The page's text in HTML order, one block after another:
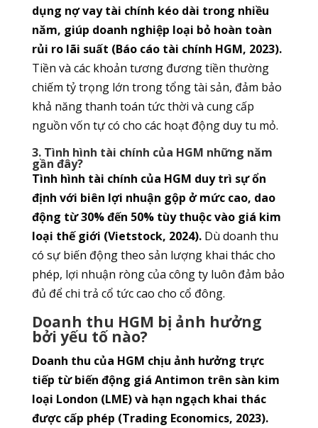
dụng nợ vay tài chính kéo dài trong nhiều
năm, giúp doanh nghiệp loại bỏ hoàn toàn
rủi ro lãi suất (Báo cáo tài chính HGM, 2023).
Tiền và các khoản tương đương tiền thường
chiếm tỷ trọng lớn trong tổng tài sản, đảm bảo
khả năng thanh toán tức thời và cung cấp
nguồn vốn tự có cho các hoạt động duy tu mỏ.
3. Tình hình tài chính của HGM những năm
gần đây?
Tình hình tài chính của HGM duy trì sự ổn
định với biên lợi nhuận gộp ở mức cao, dao
động từ 30% đến 50% tùy thuộc vào giá kim
loại thế giới (Vietstock, 2024).Dù doanh thu
có sự biến động theo sản lượng khai thác cho
phép, lợi nhuận ròng của công ty luôn đảm bảo
đủ để chi trả cổ tức cao cho cổ đông.
Doanh thu HGM bị ảnh hưởng
bởi yếu tố nào?
Doanh thu của HGM chịu ảnh hưởng trực
tiếp từ biến động giá Antimon trên sàn kim
loại London (LME) và hạn ngạch khai thác
được cấp phép (Trading Economics, 2023).